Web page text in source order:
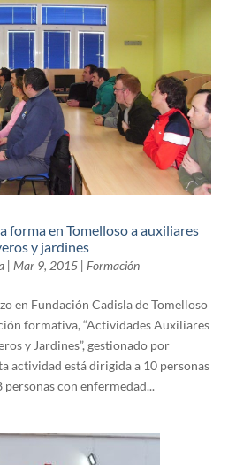
forma en Tomelloso a auxiliares
y jardines
| Mar 9, 2015| Formación
en Fundación Cadisla de Tomelloso
formativa, “Actividades Auxiliares
y Jardines”, gestionado por
actividad está dirigida a 10 personas
con enfermedad...